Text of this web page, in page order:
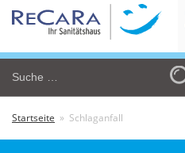
Startseite » Schlaganfall